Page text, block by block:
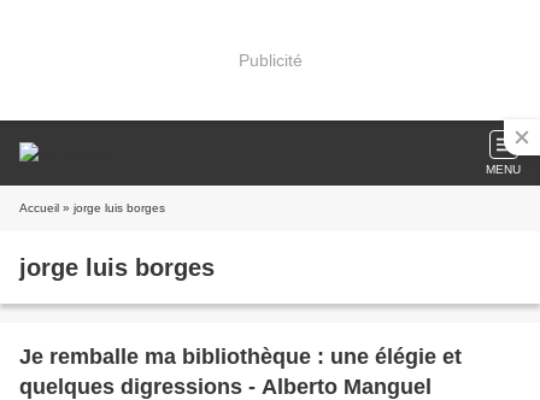
Publicité
MENU
Accueil » jorge luis borges
jorge luis borges
Je remballe ma bibliothèque : une élégie et
quelques digressions - Alberto Manguel